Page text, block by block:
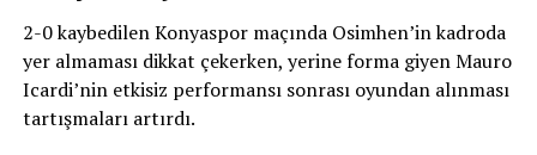
2-0 kaybedilen Konyaspor maçında Osimhen’in kadroda
yer almaması dikkat çekerken, yerine forma giyen Mauro
Icardi’nin etkisiz performansı sonrası oyundan alınması
tartışmaları artırdı.